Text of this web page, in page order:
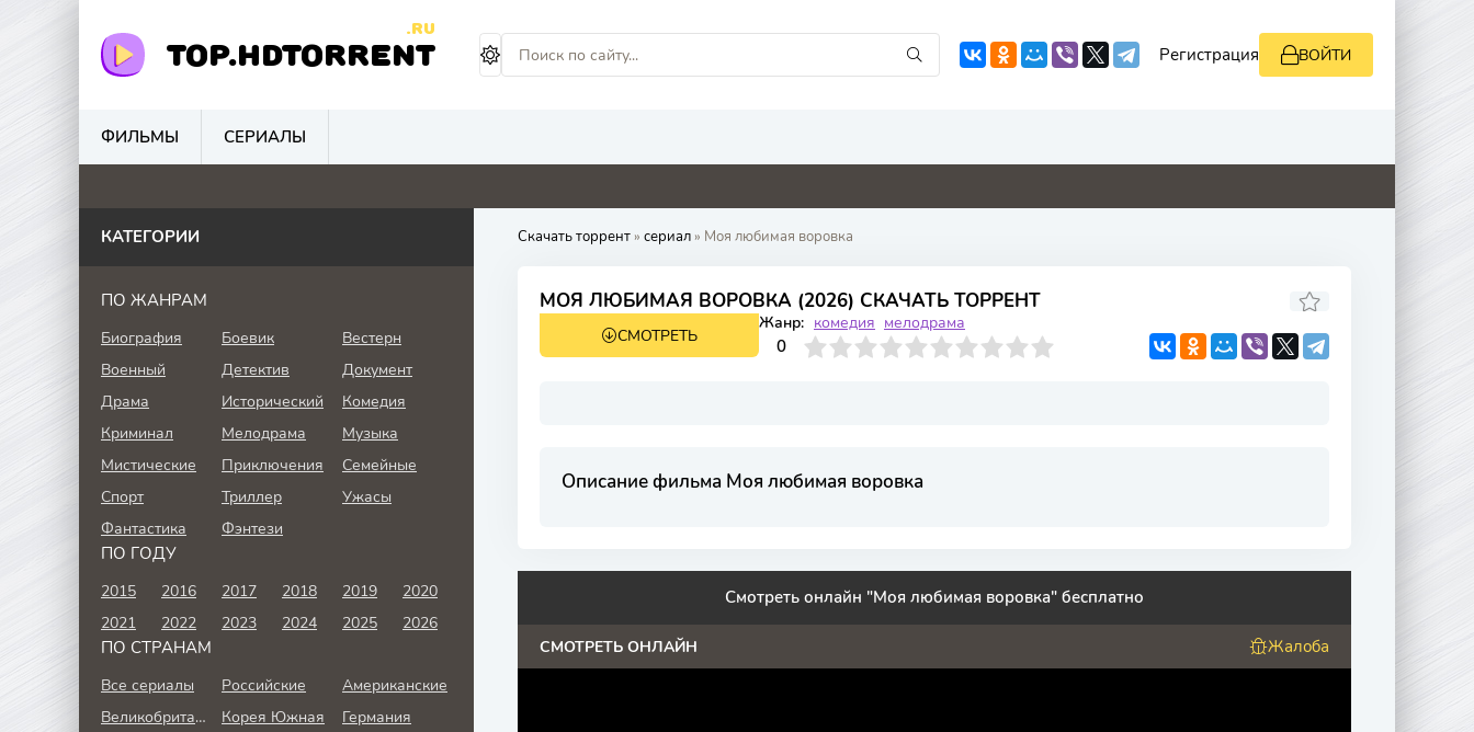
TOP.HDTORRENT
.RU
Регистрация ВОЙТИ
ФИЛЬМЫ СЕРИАЛЫ
0 0 0 0 0 9 4.6 0 0 8.8 0
Скачать торрент» сериал» Моя любимая воровка
МОЯ ЛЮБИМАЯ ВОРОВКА (2026) СКАЧАТЬ ТОРРЕНТ
1 сезон 16 серияСМОТРЕТЬ
Жанр: комедия мелодрама
0
1 4 6 7 8 9 10
Описание фильма Моя любимая воровка
Смотреть онлайн "Моя любимая воровка" бесплатно
СМОТРЕТЬ ОНЛАЙН Жалоба
КАТЕГОРИИ
ПО ЖАНРАМ
Биография Боевик
Вестерн
Военный
Детектив
Документ
Драма
Исторический
Комедия
Криминал
Мелодрама
Музыка
Мистические
Приключения
Семейные
Спорт
Триллер
Ужасы
Фантастика
Фэнтези
ПО ГОДУ
2015 2016 2017 2018 2019
2020
2021
2022 2023 2024 2025 2026
ПО СТРАНАМ
Все сериалы Российские
Американские
Великобритания
Корея Южная
Германия